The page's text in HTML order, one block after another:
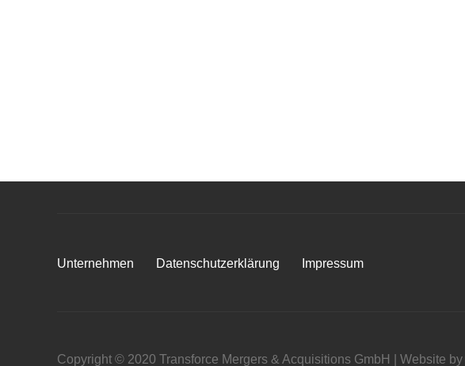
Unternehmen Datenschutzerklärung Impressum
Copyright © 2020 Transforce Mergers & Acquisitions GmbH | Website by